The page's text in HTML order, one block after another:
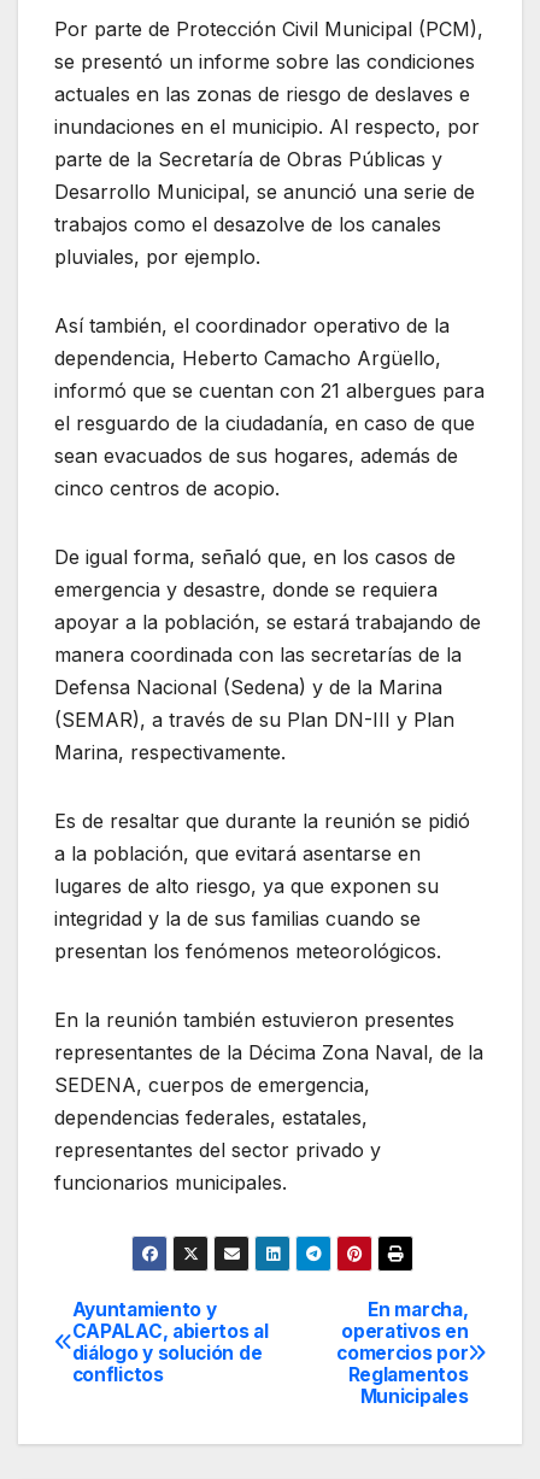
Por parte de Protección Civil Municipal (PCM),
se presentó un informe sobre las condiciones
actuales en las zonas de riesgo de deslaves e
inundaciones en el municipio. Al respecto, por
parte de la Secretaría de Obras Públicas y
Desarrollo Municipal, se anunció una serie de
trabajos como el desazolve de los canales
pluviales, por ejemplo.
Así también, el coordinador operativo de la
dependencia, Heberto Camacho Argüello,
informó que se cuentan con 21 albergues para
el resguardo de la ciudadanía, en caso de que
sean evacuados de sus hogares, además de
cinco centros de acopio.
De igual forma, señaló que, en los casos de
emergencia y desastre, donde se requiera
apoyar a la población, se estará trabajando de
manera coordinada con las secretarías de la
Defensa Nacional (Sedena) y de la Marina
(SEMAR), a través de su Plan DN-III y Plan
Marina, respectivamente.
Es de resaltar que durante la reunión se pidió
a la población, que evitará asentarse en
lugares de alto riesgo, ya que exponen su
integridad y la de sus familias cuando se
presentan los fenómenos meteorológicos.
En la reunión también estuvieron presentes
representantes de la Décima Zona Naval, de la
SEDENA, cuerpos de emergencia,
dependencias federales, estatales,
representantes del sector privado y
funcionarios municipales.
Navegación
de
En marcha,
operativos en
comercios por
Reglamentos
Municipales
Ayuntamiento y
CAPALAC, abiertos al
diálogo y solución de
conflictos